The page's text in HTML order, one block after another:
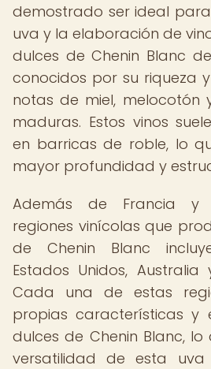
demostrado ser ideal
uva y la elaboración de
dulces de Chenin Blanc
conocidos por su riqueza
notas de miel, melocotón
maduras. Estos vinos
en barricas de roble, lo
mayor profundidad y
Además de Francia y
regiones vinícolas que
de Chenin Blanc
Estados Unidos, Australia
Cada una de estas
propias características y
dulces de Chenin Blanc,
versatilidad de esta